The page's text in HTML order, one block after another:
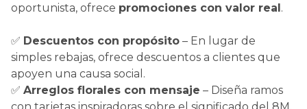
oportunista, ofrece promociones con valor real.
✅ Descuentos con propósito – En lugar de
simples rebajas, ofrece descuentos a clientes que
apoyen una causa social.
✅ Arreglos florales con mensaje – Diseña ramos